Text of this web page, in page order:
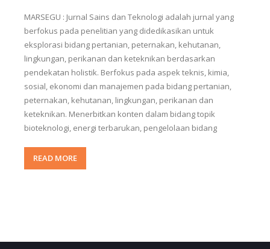
MARSEGU : Jurnal Sains dan Teknologi adalah jurnal yang
berfokus pada penelitian yang didedikasikan untuk
eksplorasi bidang pertanian, peternakan, kehutanan,
lingkungan, perikanan dan keteknikan berdasarkan
pendekatan holistik. Berfokus pada aspek teknis, kimia,
sosial, ekonomi dan manajemen pada bidang pertanian,
peternakan, kehutanan, lingkungan, perikanan dan
keteknikan. Menerbitkan konten dalam bidang topik
bioteknologi, energi terbarukan, pengelolaan bidang
READ MORE